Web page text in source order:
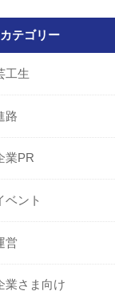
カテゴリー
工生
路
業PR
ベント
営
業さま向け